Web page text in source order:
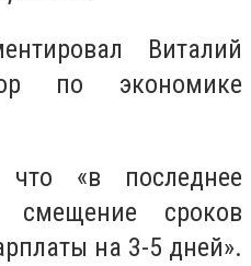
Виталий
по экономике
«в последнее
смещение сроков
на 3-5 дней».